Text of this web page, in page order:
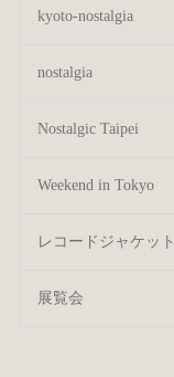
kyoto-nostalgia
nostalgia
Nostalgic Taipei
Weekend in Tokyo
レコードジャケット
展覧会